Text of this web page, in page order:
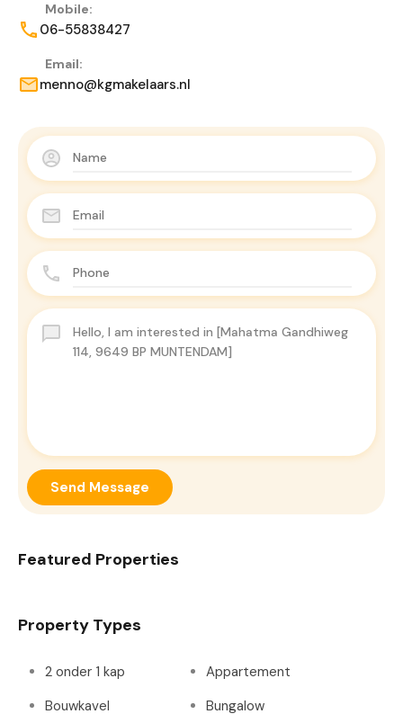
Mobile:
06-55838427
Email:
menno@kgmakelaars.nl
Send Message
Featured Properties
Property Types
2 onder 1 kap
Appartement
Bouwkavel
Bungalow